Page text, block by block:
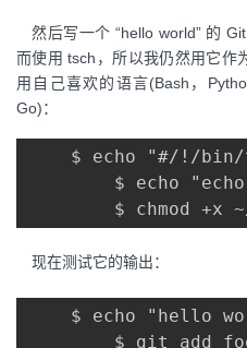
然后写一个 “hello world” 的
而使用 tsch，所以我仍然用它作
用自己喜欢的语言(Bash，
Go)：
$ echo "#/!/
$ echo
现在测试它的输出：
$ echo "hello
$ git add